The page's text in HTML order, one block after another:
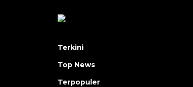
Terkini
Top News
Terpopuler